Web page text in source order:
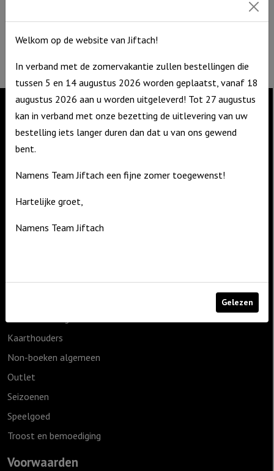
KVK nr: 60086041
BTW nr: NL8537.59.820.B01
Contact
De Zagerij 1
3861 NA Nijkerk
info@jiftach.nl
Productcategorieën
Kaarthouders
Non-boeken algemeen
Outlet
Seizoenen
Speelgoed
Troost en bemoediging
Voorwaarden
Welkom op de website van Jiftach!
In verband met de zomervakantie zullen bestellingen die
tussen 5 en 14 augustus 2026 worden geplaatst, vanaf 18
augustus 2026 aan u worden uitgeleverd! Tot 27 augustus
kan in verband met onze bezetting de uitlevering van uw
bestelling iets langer duren dan dat u van ons gewend
bent.
Namens Team Jiftach een fijne zomer toegewenst!
Hartelijke groet,
Namens Team Jiftach
Gelezen